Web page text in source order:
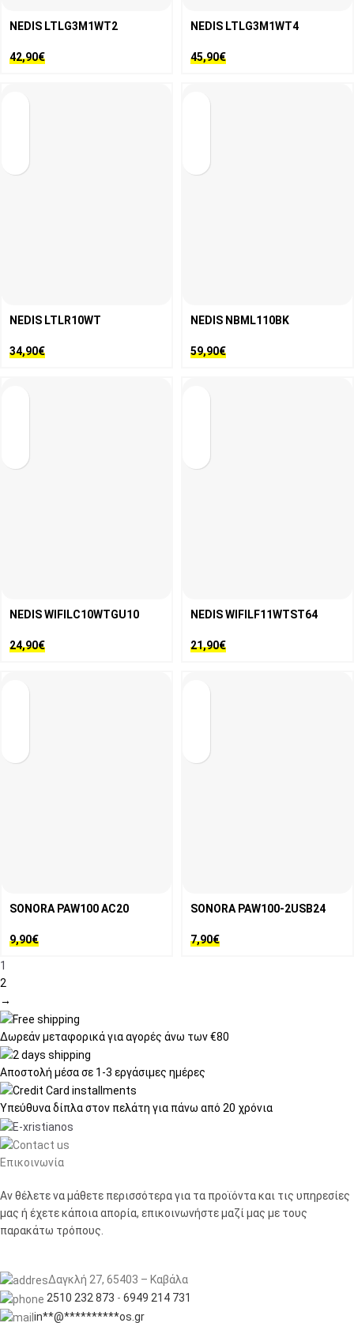
NEDIS LTLG3M1WT2
42,90€
NEDIS LTLG3M1WT4
45,90€
NEDIS LTLR10WT
34,90€
NEDIS NBML110BK
59,90€
NEDIS WIFILC10WTGU10
24,90€
NEDIS WIFILF11WTST64
21,90€
SONORA PAW100 AC20
9,90€
SONORA PAW100-2USB24
7,90€
1
2
→
Δωρεάν μεταφορικάγια αγορές άνω των €80
Αποστολή μέσα σε 1-3 εργάσιμες ημέρες
Υπεύθυνα δίπλα στον πελάτη για πάνω από 20 χρόνια
Επικοινωνία
Αν θέλετε να μάθετε περισσότερα για τα προϊόντα και τις υπηρεσίες
μας ή έχετε κάποια απορία, επικοινωνήστε μαζί μας με τους
παρακάτω τρόπους.
Δαγκλή 27, 65403 – Καβάλα
2510 232 873 - 6949 214 731
in**@**********os.gr